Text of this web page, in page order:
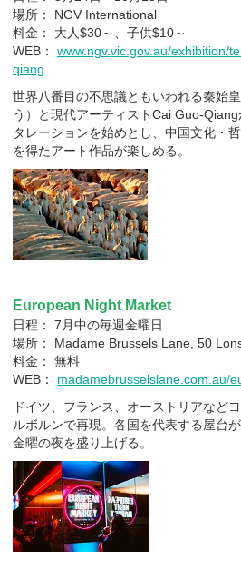
場所： NGV International
料金： 大人$30～、子供$10～
WEB： www.ngv.vic.gov.au/exhibition/
qiang
世界八番目の不思議ともいわれる秦始
う）と現代アーティストCai Guo-
タレーションを始めとし、中国文化・
を得たアート作品が楽しめる。
European Night Market
日程： 7月中の毎週金曜日
場所： Madame Brussels Lane, 50
料金： 無料
WEB： madamebrusselslane.com.au/
ドイツ、フランス、オーストリアなど
ルボルンで再現。各国を代表する屋台
金曜の夜を盛り上げる。